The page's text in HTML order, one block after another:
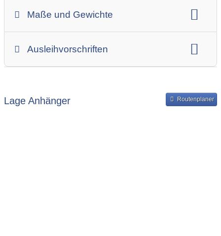
Maße und Gewichte
Ausleihvorschriften
Bereitstellung und Rückgabe des Anhängers
Lage Anhänger Routenplaner